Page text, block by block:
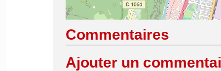
Commentaires
Ajouter un